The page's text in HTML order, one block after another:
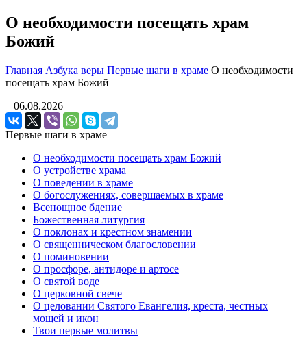
О необходимости посещать храм
Божий
Главная Азбука веры Первые шаги в храме О необходимости
посещать храм Божий
06.08.2026
Первые шаги в храме
О необходимости посещать храм Божий
О устройстве храма
О поведении в храме
О богослужениях, совершаемых в храме
Всенощное бдение
Божественная литургия
О поклонах и крестном знамении
О священническом благословении
О поминовении
О просфоре, антидоре и артосе
О святой воде
О церковной свече
О целовании Святого Евангелия, креста, честных
мощей и икон
Твои первые молитвы